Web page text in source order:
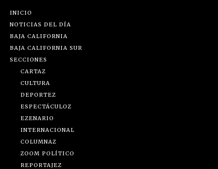
INICIO
NOTICIAS DEL DÍA
BAJA CALIFORNIA
BAJA CALIFORNIA SUR
SECCIONES
CARTAZ
CULTURA
DEPORTEZ
ESPECTÁCULOZ
EZENARIO
INTERNACIONAL
COLUMNAZ
ZOOM POLÍTICO
REPORTAJEZ